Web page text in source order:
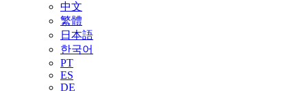
中文
繁體
日本語
한국어
PT
ES
DE